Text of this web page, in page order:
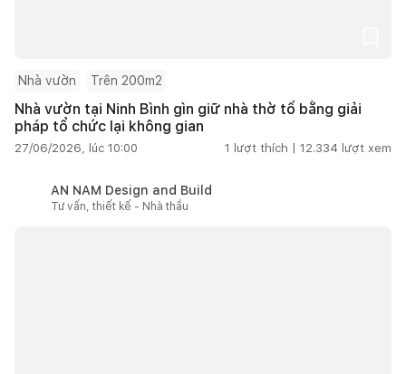
Nhà vườn Trên 200m2
Nhà vườn tại Ninh Bình gìn giữ nhà thờ tổ bằng giải
pháp tổ chức lại không gian
27/06/2026, lúc 10:00 1 lượt thích | 12.334 lượt xem
AN NAM Design and Build
Tư vấn, thiết kế - Nhà thầu